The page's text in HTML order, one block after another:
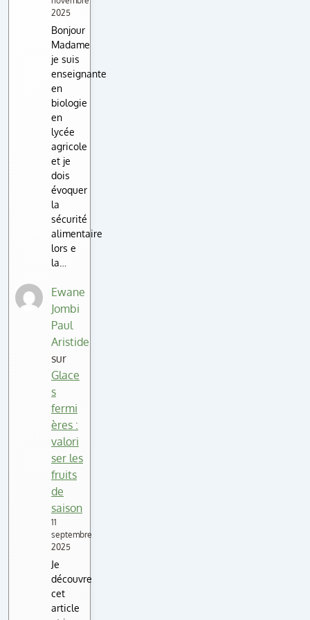
2025
Bonjour
Madame
je suis
enseignante
en
biologie
en
lycée
agricole
et je
dois
évoquer
la
sécurité
alimentaire
lors e
la…
Ewane
Jombi
Paul
Aristide
sur
Glace
s
fermi
ères :
valori
ser les
fruits
de
saison
11
septembre
2025
Je
découvre
cet
article